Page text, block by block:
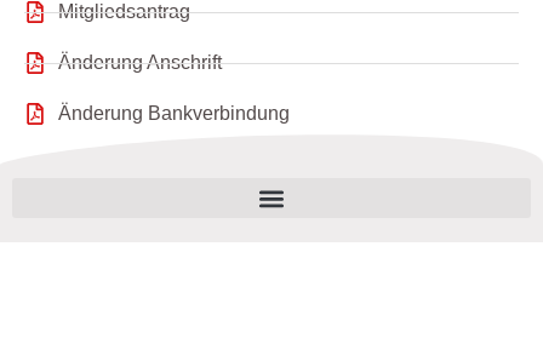
Mitgliedsantrag
Änderung Anschrift
Änderung Bankverbindung